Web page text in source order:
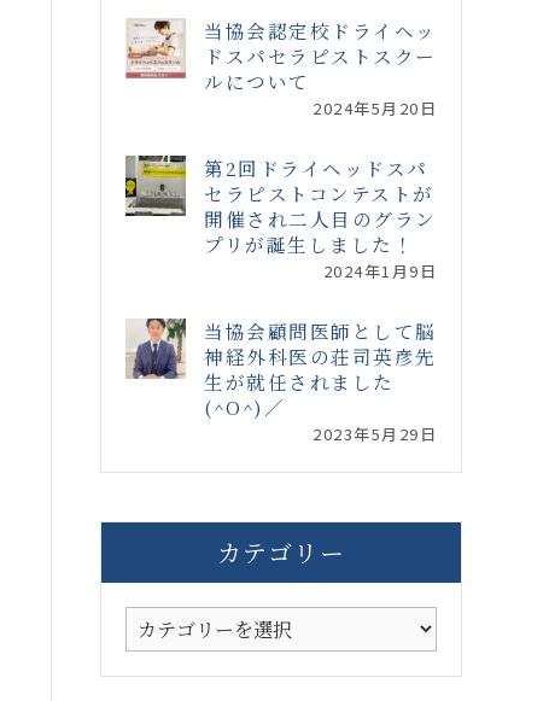
当協会認定校ドライヘッ
ドスパセラピストスクー
ルについて
2024年5月20日
第2回ドライヘッドスパ
セラピストコンテストが
開催され二人目のグラン
プリが誕生しました！
2024年1月9日
当協会顧問医師として脳
神経外科医の荘司英彦先
生が就任されました
(^O^)／
2023年5月29日
カテゴリー
カ
テ
ゴ